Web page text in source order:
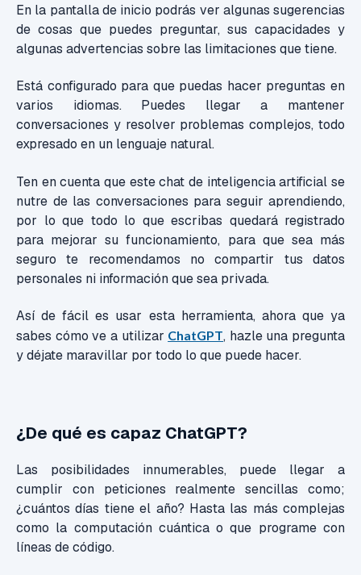
En la pantalla de inicio podrás ver algunas sugerencias
de cosas que puedes preguntar, sus capacidades y
algunas advertencias sobre las limitaciones que tiene.
Está configurado para que puedas hacer preguntas en
varios idiomas. Puedes llegar a mantener
conversaciones y resolver problemas complejos, todo
expresado en un lenguaje natural.
Ten en cuenta que este chat de inteligencia artificial se
nutre de las conversaciones para seguir aprendiendo,
por lo que todo lo que escribas quedará registrado
para mejorar su funcionamiento, para que sea más
seguro te recomendamos no compartir tus datos
personales ni información que sea privada.
Así de fácil es usar esta herramienta, ahora que ya
sabes cómo ve a utilizar ChatGPT, hazle una pregunta
y déjate maravillar por todo lo que puede hacer.
¿De qué es capaz ChatGPT?
Las posibilidades innumerables, puede llegar a
cumplir con peticiones realmente sencillas como;
¿cuántos días tiene el año? Hasta las más complejas
como la computación cuántica o que programe con
líneas de código.